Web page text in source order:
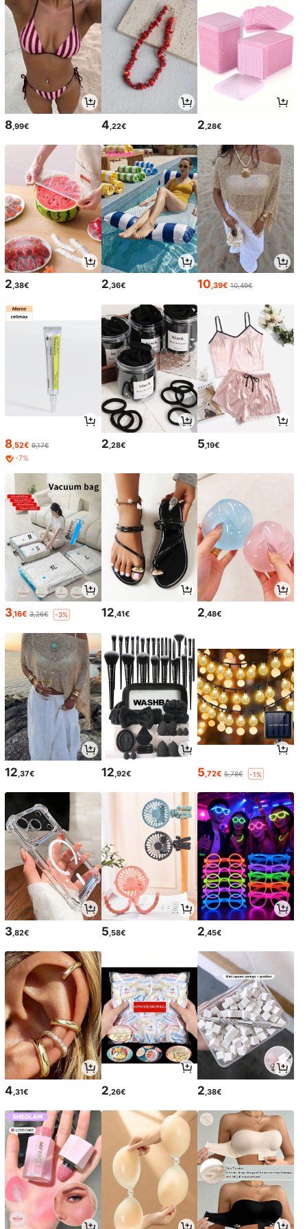
8,99€ 4,22€ 2,28€
2,38€ 2,36€ 10,39€ 10,49€
8 ,52€ 9,17€
-7%
2 ,28€ 5 ,19€
3,16€ 3,26€ -3% 12,41€ 2,48€
12 ,37€ 12 ,92€ 5 ,72€ 5,78€ -1%
3,82€ 5,58€ 2,45€
4,31€ 2,26€ 2,38€